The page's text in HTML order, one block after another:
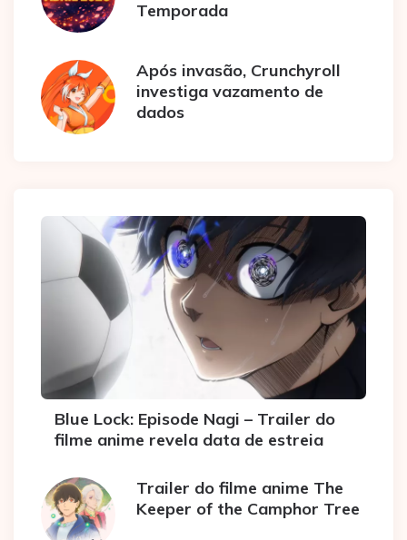
Temporada
Após invasão, Crunchyroll
investiga vazamento de
dados
Blue Lock: Episode Nagi – Trailer do
filme anime revela data de estreia
Trailer do filme anime The
Keeper of the Camphor Tree